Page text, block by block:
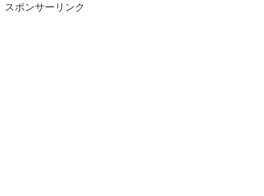
スポンサーリンク